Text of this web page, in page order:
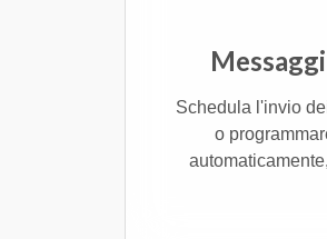
Schedula l'invio
o